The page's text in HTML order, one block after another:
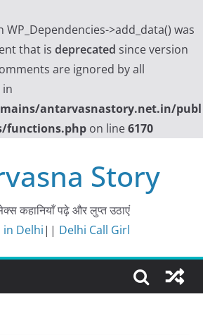
WP_Dependencies->add_data() was
that is deprecated since version
are ignored by all
antarvasnastory.net.in/publ
functions.php on line6170
Story
कहानियाँ पढ़े और लुप्त उठाएं
in Delhi|| Delhi Call Girl